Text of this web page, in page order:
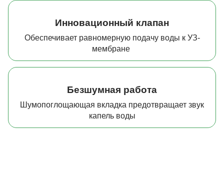
Инновационный клапан
Обеспечивает равномерную подачу воды к УЗ-
мембране
Безшумная работа
Шумопоглощающая вкладка предотвращает звук
капель воды